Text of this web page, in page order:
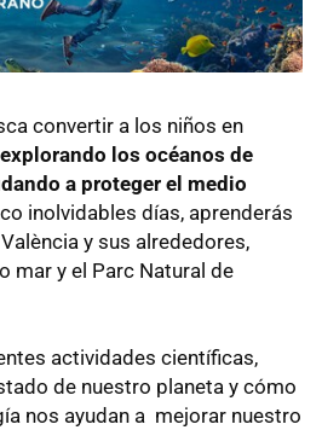
convertir a los niños en
explorando los océanos de
a proteger el medio
inolvidables días, aprenderás
y sus alrededores,
mar y el Parc Natural de
actividades científicas,
de nuestro planeta y cómo
nos ayudan a mejorar nuestro